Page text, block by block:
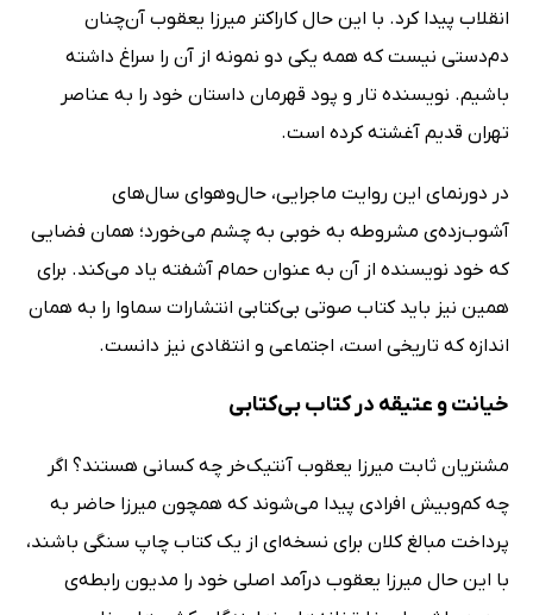
انقلاب پیدا کرد. با این حال کاراکتر میرزا یعقوب آن‌چنان
دم‌دستی نیست که همه یکی دو نمونه از آن را سراغ داشته
باشیم. نویسنده تار و پود قهرمان داستان خود را به عناصر
تهران قدیم آغشته کرده است.
در دورنمای این روایت ماجرایی، حال‌وهوای سال‌های
آشوب‌زده‌ی مشروطه به خوبی به چشم می‌خورد؛ همان فضایی
که خود نویسنده از آن به عنوان حمام آشفته یاد می‌کند. برای
همین نیز باید کتاب صوتی بی‌کتابی انتشارات سماوا را به همان
اندازه که تاریخی است، اجتماعی و انتقادی نیز دانست.
خیانت و عتیقه در کتاب بی‌کتابی
مشتریان ثابت میرزا یعقوب آنتیک‌خر چه کسانی هستند؟ اگر
چه کم‌وبیش افرادی پیدا می‌شوند که همچون میرزا حاضر به
پرداخت مبالغ کلان برای نسخه‌ای از یک کتاب چاپ سنگی باشند،
با این حال میرزا یعقوب درآمد اصلی خود را مدیون رابطه‌ی